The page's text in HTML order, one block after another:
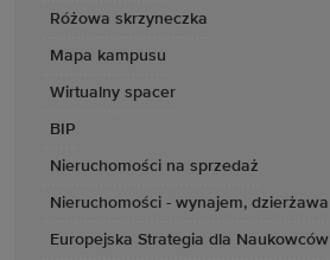
Różowa skrzyneczka
Mapa kampusu
Wirtualny spacer
BIP
Nieruchomości na sprzedaż
Nieruchomości - wynajem, dzierżawa
Europejska Strategia dla Naukowców